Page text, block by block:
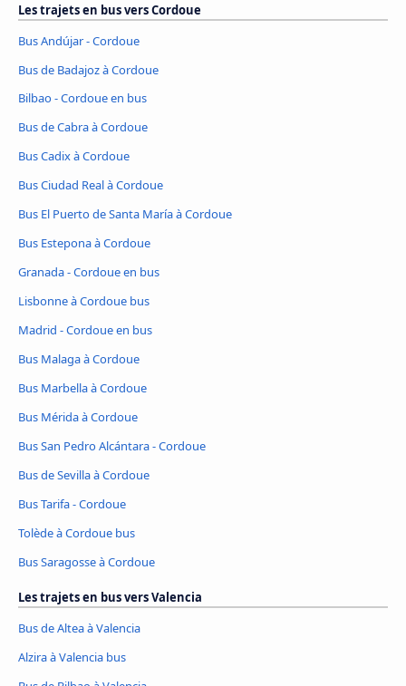
Les trajets en bus vers Cordoue
Bus Andújar - Cordoue
Bus de Badajoz à Cordoue
Bilbao - Cordoue en bus
Bus de Cabra à Cordoue
Bus Cadix à Cordoue
Bus Ciudad Real à Cordoue
Bus El Puerto de Santa María à Cordoue
Bus Estepona à Cordoue
Granada - Cordoue en bus
Lisbonne à Cordoue bus
Madrid - Cordoue en bus
Bus Malaga à Cordoue
Bus Marbella à Cordoue
Bus Mérida à Cordoue
Bus San Pedro Alcántara - Cordoue
Bus de Sevilla à Cordoue
Bus Tarifa - Cordoue
Tolède à Cordoue bus
Bus Saragosse à Cordoue
Les trajets en bus vers Valencia
Bus de Altea à Valencia
Alzira à Valencia bus